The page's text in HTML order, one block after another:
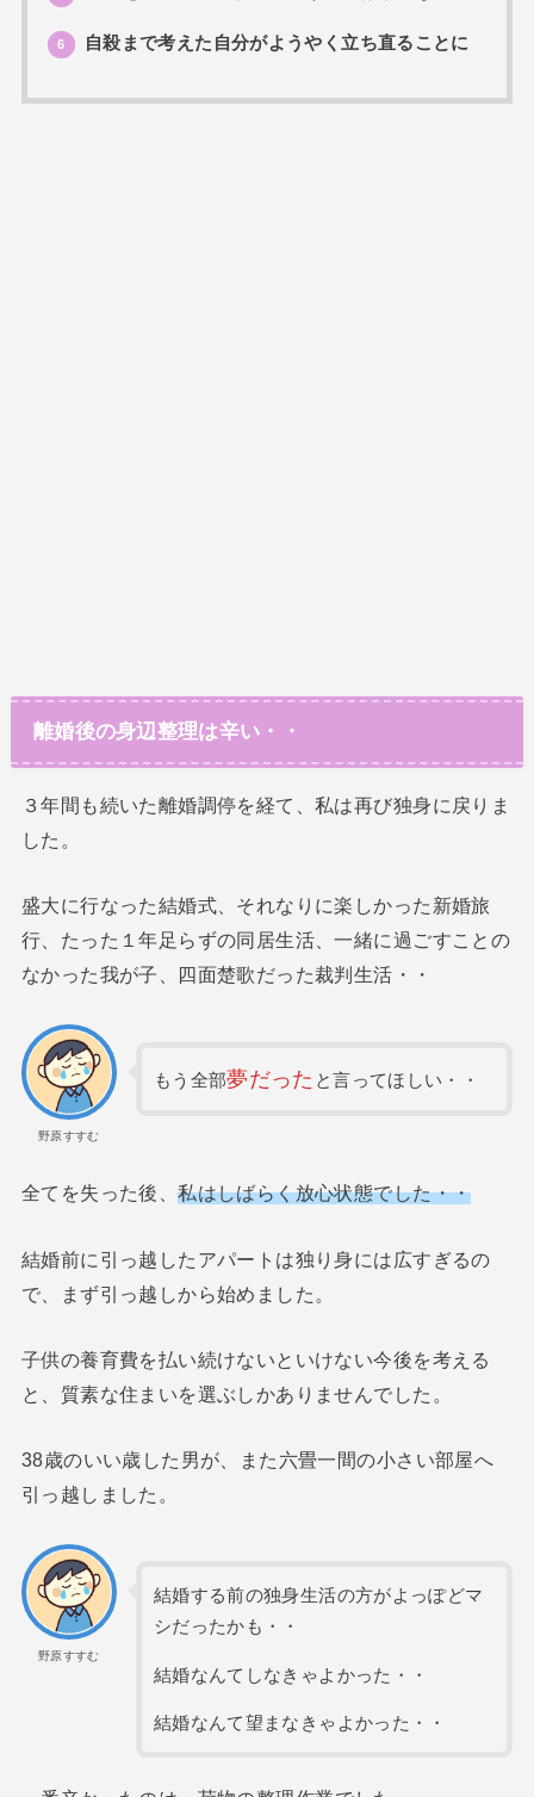
6 自殺まで考えた自分がようやく立ち直ることに
離婚後の身辺整理は辛い・・
３年間も続いた離婚調停を経て、私は再び独身に戻りま
した。
盛大に行なった結婚式、それなりに楽しかった新婚旅
行、たった１年足らずの同居生活、一緒に過ごすことの
なかった我が子、四面楚歌だった裁判生活・・
野原すすむ
もう全部夢だった と言ってほしい・・
全てを失った後、私はしばらく放心状態でした・・
結婚前に引っ越したアパートは独り身には広すぎるの
で、まず引っ越しから始めました。
子供の養育費を払い続けないといけない今後を考える
と、質素な住まいを選ぶしかありませんでした。
38歳のいい歳した男が、また六畳一間の小さい部屋へ
引っ越しました。
野原すすむ
結婚する前の独身生活の方がよっぽどマ
シだったかも・・
結婚なんてしなきゃよかった・・
結婚なんて望まなきゃよかった・・